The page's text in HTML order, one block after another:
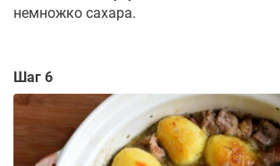
немножко сахара.
Шаг 6